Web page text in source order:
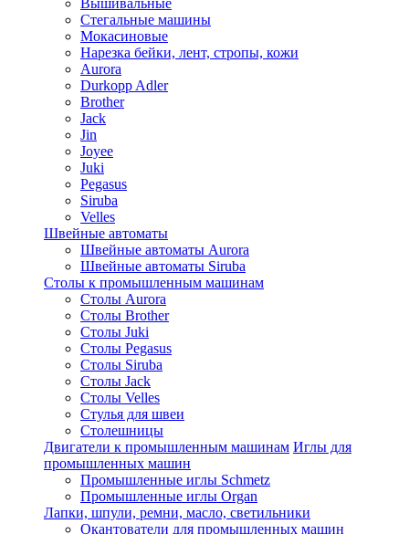
Вышивальные
Стегальные машины
Мокасиновые
Нарезка бейки, лент, стропы, кожи
Aurora
Durkopp Adler
Brother
Jack
Jin
Joyee
Juki
Pegasus
Siruba
Velles
Швейные автоматы
Швейные автоматы Aurora
Швейные автоматы Siruba
Столы к промышленным машинам
Столы Aurora
Столы Brother
Столы Juki
Столы Pegasus
Столы Siruba
Столы Jack
Столы Velles
Стулья для швеи
Столешницы
Двигатели к промышленным машинам Иглы для
промышленных машин
Промышленные иглы Schmetz
Промышленные иглы Organ
Лапки, шпули, ремни, масло, светильники
Окантователи для промышленных машин